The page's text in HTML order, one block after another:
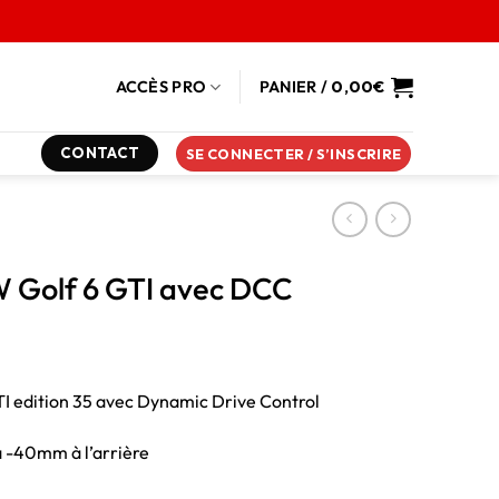
ACCÈS PRO PANIER / 0,00€
CONTACT SE CONNECTER / S’INSCRIRE
Golf 6 GTI avec DCC
edition 35 avec Dynamic Drive Control
-40mm à l’arrière